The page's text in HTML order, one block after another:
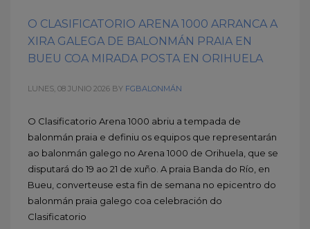
O CLASIFICATORIO ARENA 1000 ARRANCA A
XIRA GALEGA DE BALONMÁN PRAIA EN
BUEU COA MIRADA POSTA EN ORIHUELA
LUNES, 08 JUNIO 2026 BY FGBALONMÁN
O Clasificatorio Arena 1000 abriu a tempada de
balonmán praia e definiu os equipos que representarán
ao balonmán galego no Arena 1000 de Orihuela, que se
disputará do 19 ao 21 de xuño. A praia Banda do Río, en
Bueu, converteuse esta fin de semana no epicentro do
balonmán praia galego coa celebración do
Clasificatorio